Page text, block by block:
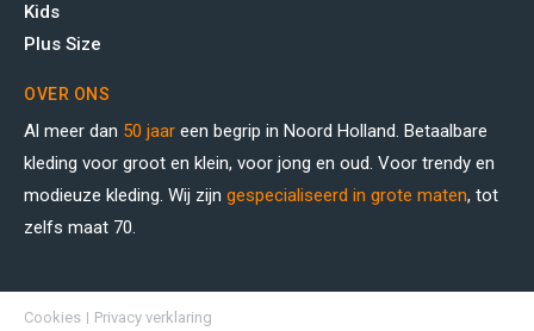
Kids
Plus Size
OVER ONS
Al meer dan 50 jaar een begrip in Noord Holland. Betaalbare
kleding voor groot en klein, voor jong en oud. Voor trendy en
modieuze kleding. Wij zijn gespecialiseerd in grote maten, tot
zelfs maat 70.
Cookies Privacy verklaring